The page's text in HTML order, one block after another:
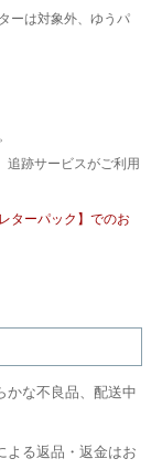
ーは対象外、ゆうパ
追跡サービスがご利用
ターパック】でのお
かな不良品、配送中
よる返品・返金はお